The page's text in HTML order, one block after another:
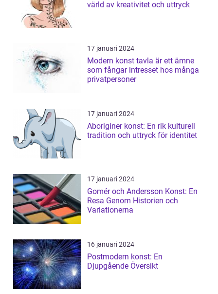
värld av kreativitet och uttryck
17 januari 2024
Modern konst tavla är ett ämne
som fångar intresset hos många
privatpersoner
17 januari 2024
Aboriginer konst: En rik kulturell
tradition och uttryck för identitet
17 januari 2024
Gomér och Andersson Konst: En
Resa Genom Historien och
Variationerna
16 januari 2024
Postmodern konst: En
Djupgående Översikt